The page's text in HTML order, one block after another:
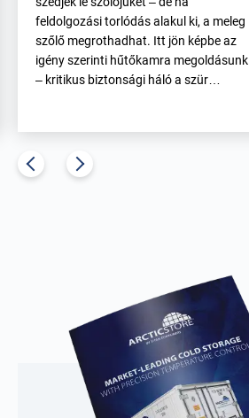
feldolgozási torlódás alakul ki, a meleg
szőlő megrothadhat. Itt jön képbe az
igény szerinti hűtőkamra megoldásunk
– kritikus biztonsági háló a szür…